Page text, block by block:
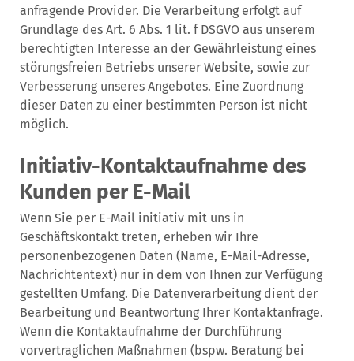
anfragende Provider. Die Verarbeitung erfolgt auf
Grundlage des Art. 6 Abs. 1 lit. f DSGVO aus unserem
berechtigten Interesse an der Gewährleistung eines
störungsfreien Betriebs unserer Website, sowie zur
Verbesserung unseres Angebotes. Eine Zuordnung
dieser Daten zu einer bestimmten Person ist nicht
möglich.
Initiativ-Kontaktaufnahme des
Kunden per E-Mail
Wenn Sie per E-Mail initiativ mit uns in
Geschäftskontakt treten, erheben wir Ihre
personenbezogenen Daten (Name, E-Mail-Adresse,
Nachrichtentext) nur in dem von Ihnen zur Verfügung
gestellten Umfang. Die Datenverarbeitung dient der
Bearbeitung und Beantwortung Ihrer Kontaktanfrage.
Wenn die Kontaktaufnahme der Durchführung
vorvertraglichen Maßnahmen (bspw. Beratung bei